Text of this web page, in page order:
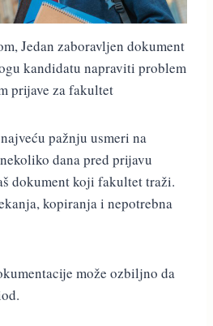
Jedan zaboravljen dokument
kandidatu napraviti problem
prijave za fakultet
pažnju usmeri na
dana pred prijavu
dokument koji fakultet traži.
kopiranja i nepotrebna
može ozbiljno da